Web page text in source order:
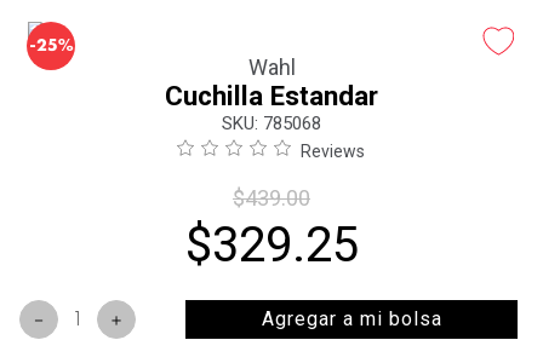
-25%
Wahl
Cuchilla Estandar
: 785068
Reviews
$439.00
$329.25
＋
－ Agregar a mi bolsa